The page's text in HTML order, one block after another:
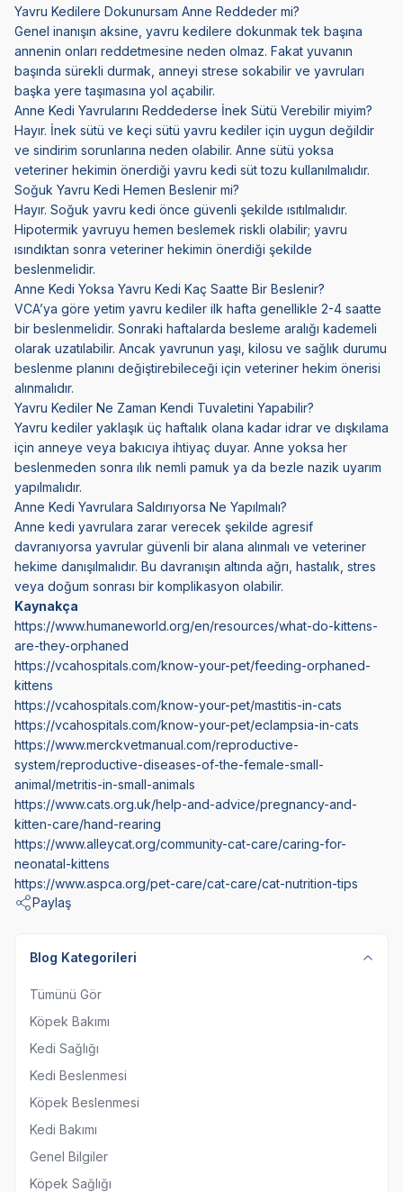
Yavru Kedilere Dokunursam Anne Reddeder mi?
Genel inanışın aksine, yavru kedilere dokunmak tek başına
annenin onları reddetmesine neden olmaz. Fakat yuvanın
başında sürekli durmak, anneyi strese sokabilir ve yavruları
başka yere taşımasına yol açabilir.
Anne Kedi Yavrularını Reddederse İnek Sütü Verebilir miyim?
Hayır. İnek sütü ve keçi sütü yavru kediler için uygun değildir
ve sindirim sorunlarına neden olabilir. Anne sütü yoksa
veteriner hekimin önerdiği yavru kedi süt tozu kullanılmalıdır.
Soğuk Yavru Kedi Hemen Beslenir mi?
Hayır. Soğuk yavru kedi önce güvenli şekilde ısıtılmalıdır.
Hipotermik yavruyu hemen beslemek riskli olabilir; yavru
ısındıktan sonra veteriner hekimin önerdiği şekilde
beslenmelidir.
Anne Kedi Yoksa Yavru Kedi Kaç Saatte Bir Beslenir?
VCA’ya göre yetim yavru kediler ilk hafta genellikle 2-4 saatte
bir beslenmelidir. Sonraki haftalarda besleme aralığı kademeli
olarak uzatılabilir. Ancak yavrunun yaşı, kilosu ve sağlık durumu
beslenme planını değiştirebileceği için veteriner hekim önerisi
alınmalıdır.
Yavru Kediler Ne Zaman Kendi Tuvaletini Yapabilir?
Yavru kediler yaklaşık üç haftalık olana kadar idrar ve dışkılama
için anneye veya bakıcıya ihtiyaç duyar. Anne yoksa her
beslenmeden sonra ılık nemli pamuk ya da bezle nazik uyarım
yapılmalıdır.
Anne Kedi Yavrulara Saldırıyorsa Ne Yapılmalı?
Anne kedi yavrulara zarar verecek şekilde agresif
davranıyorsa yavrular güvenli bir alana alınmalı ve veteriner
hekime danışılmalıdır. Bu davranışın altında ağrı, hastalık, stres
veya doğum sonrası bir komplikasyon olabilir.
Kaynakça
https://www.humaneworld.org/en/resources/what-do-kittens-
are-they-orphaned
https://vcahospitals.com/know-your-pet/feeding-orphaned-
kittens
https://vcahospitals.com/know-your-pet/mastitis-in-cats
https://vcahospitals.com/know-your-pet/eclampsia-in-cats
https://www.merckvetmanual.com/reproductive-
system/reproductive-diseases-of-the-female-small-
animal/metritis-in-small-animals
https://www.cats.org.uk/help-and-advice/pregnancy-and-
kitten-care/hand-rearing
https://www.alleycat.org/community-cat-care/caring-for-
neonatal-kittens
https://www.aspca.org/pet-care/cat-care/cat-nutrition-tips
Paylaş
Blog Kategorileri
Tümünü Gör
Köpek Bakımı
Kedi Sağlığı
Kedi Beslenmesi
Köpek Beslenmesi
Kedi Bakımı
Genel Bilgiler
Köpek Sağlığı